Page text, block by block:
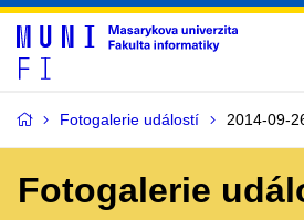
Fotogalerie událostí 2014-09-
Fotogalerie